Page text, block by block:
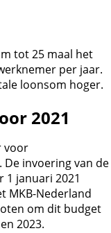
tot 25 maal het
per jaar.
loonsom hoger.
2021
voor
invoering van de
januari 2021
MKB-Nederland
om dit budget
2023.